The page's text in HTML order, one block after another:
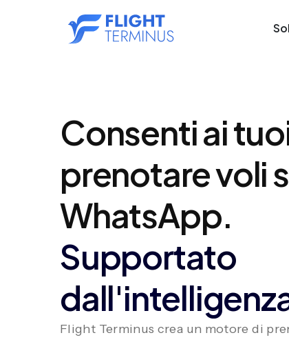
Consenti ai
prenotare voli
WhatsApp.
Supportato
Flight Terminus crea un motore di